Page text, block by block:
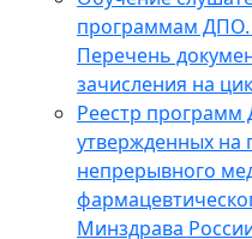
программам
Перечень
зачисления на
Реестр
утвержденных на
непрерывного
Минздрава